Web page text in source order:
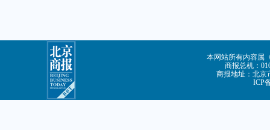
本网站所有内容属
商报总机：
商报地址：北京
ICP